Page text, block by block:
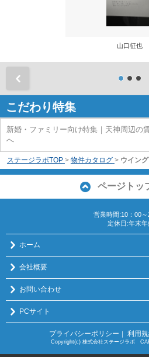
山口征也
こだわり特集
新婚・ファミリー向け特集｜天神周辺の
へ
ステージラボTOP > 物件カタログ > ウイン
ページトッ
営業時間:10：00
定休日:年末年
ホーム
会社概要
お問い合わせ
PCサイト
プライバシーポリシー 利用
Copyright(c) 株式会社ステージラボ